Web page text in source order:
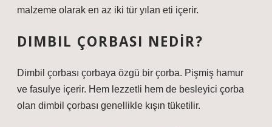
malzeme olarak en az iki tür yılan eti içerir.
DIMBIL ÇORBASI NEDIR?
Dimbil çorbası çorbaya özgü bir çorba. Pişmiş hamur
ve fasulye içerir. Hem lezzetli hem de besleyici çorba
olan dimbil çorbası genellikle kışın tüketilir.